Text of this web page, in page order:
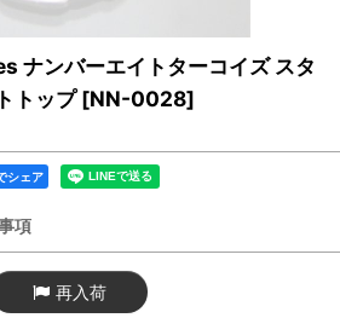
ナンバーエイトターコイズ スタ
トップ [NN-0028]
シェア
項
再入荷